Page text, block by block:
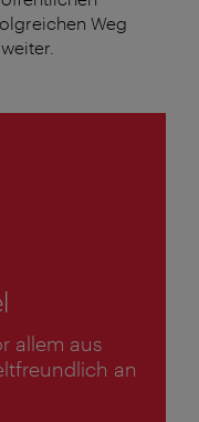
Weg
allem aus
an